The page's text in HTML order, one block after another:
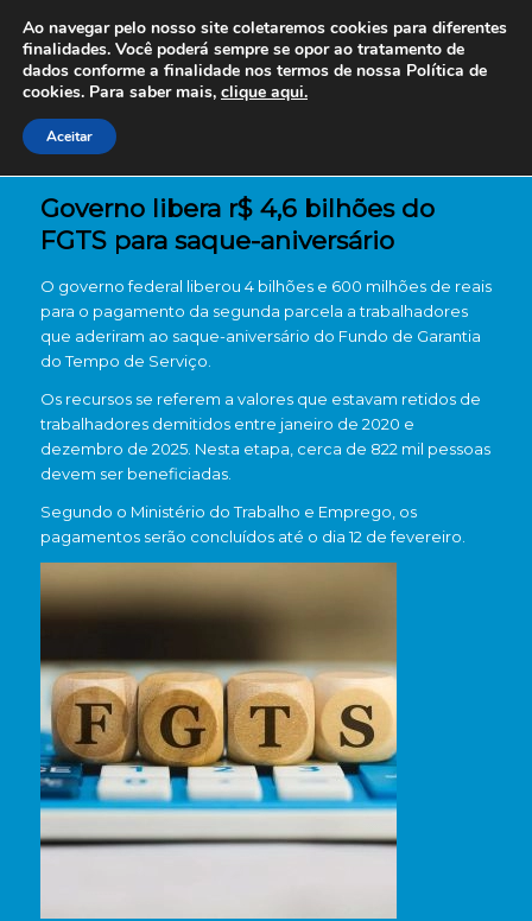
Governo libera r$ 4,6 bilhões do
FGTS para saque-aniversário
O governo federal liberou 4 bilhões e 600 milhões de reais
para o pagamento da segunda parcela a trabalhadores
que aderiram ao saque-aniversário do Fundo de Garantia
do Tempo de Serviço.
Os recursos se referem a valores que estavam retidos de
trabalhadores demitidos entre janeiro de 2020 e
dezembro de 2025. Nesta etapa, cerca de 822 mil pessoas
devem ser beneficiadas.
Segundo o Ministério do Trabalho e Emprego, os
pagamentos serão concluídos até o dia 12 de fevereiro.
Ao navegar pelo nosso site coletaremos cookies para diferentes
finalidades. Você poderá sempre se opor ao tratamento de
dados conforme a finalidade nos termos de nossa Política de
cookies. Para saber mais, clique aqui.
Aceitar